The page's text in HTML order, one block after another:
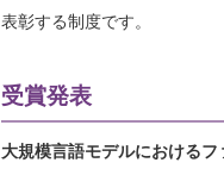
表彰する制度です。
受賞発表
大規模言語モデルにおける